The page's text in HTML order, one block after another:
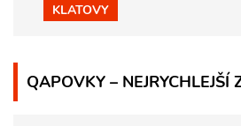
KLATOVY
QAPOVKY – NEJRYCHLEJŠÍ